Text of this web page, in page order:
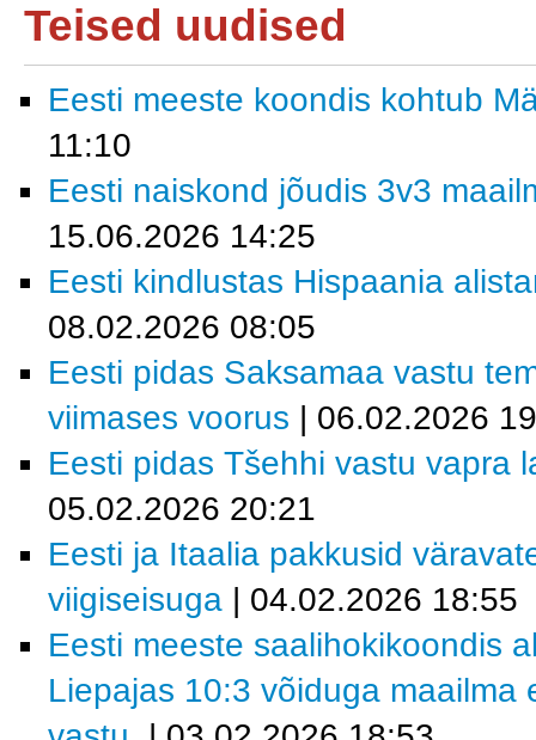
Teised uudised
Eesti meeste koondis kohtub
11:10
Eesti naiskond jõudis 3v3
15.06.2026 14:25
Eesti kindlustas Hispaania
08.02.2026 08:05
Eesti pidas Saksamaa vastu
viimases voorus | 06.02.2026
Eesti pidas Tšehhi vastu vapra
05.02.2026 20:21
Eesti ja Itaalia pakkusid
viigiseisuga | 04.02.2026 18:55
Eesti meeste saalihokikoondis
Liepajas 10:3 võiduga